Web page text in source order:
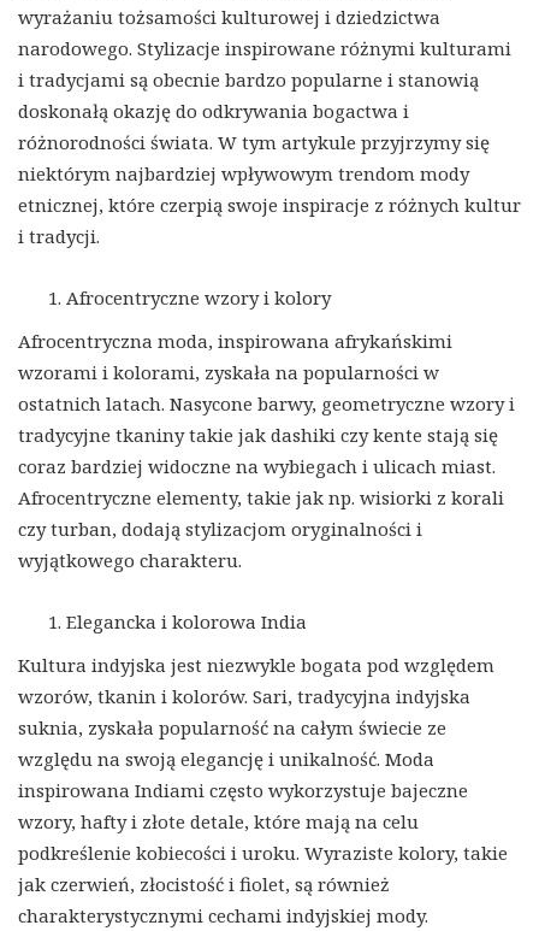
wyrażaniu tożsamości kulturowej i dziedzictwa
narodowego. Stylizacje inspirowane różnymi kulturami
i tradycjami są obecnie bardzo popularne i stanowią
doskonałą okazję do odkrywania bogactwa i
różnorodności świata. W tym artykule przyjrzymy się
niektórym najbardziej wpływowym trendom mody
etnicznej, które czerpią swoje inspiracje z różnych kultur
i tradycji.
Afrocentryczne wzory i kolory
Afrocentryczna moda, inspirowana afrykańskimi
wzorami i kolorami, zyskała na popularności w
ostatnich latach. Nasycone barwy, geometryczne wzory i
tradycyjne tkaniny takie jak dashiki czy kente stają się
coraz bardziej widoczne na wybiegach i ulicach miast.
Afrocentryczne elementy, takie jak np. wisiorki z korali
czy turban, dodają stylizacjom oryginalności i
wyjątkowego charakteru.
Elegancka i kolorowa India
Kultura indyjska jest niezwykle bogata pod względem
wzorów, tkanin i kolorów. Sari, tradycyjna indyjska
suknia, zyskała popularność na całym świecie ze
względu na swoją elegancję i unikalność. Moda
inspirowana Indiami często wykorzystuje bajeczne
wzory, hafty i złote detale, które mają na celu
podkreślenie kobiecości i uroku. Wyraziste kolory, takie
jak czerwień, złocistość i fiolet, są również
charakterystycznymi cechami indyjskiej mody.